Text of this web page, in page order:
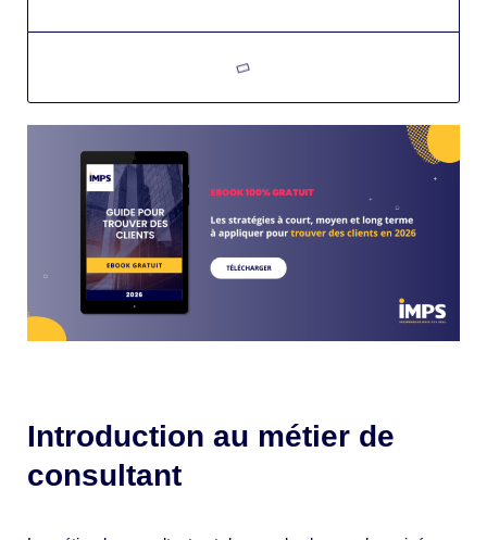
Introduction au métier de
consultant